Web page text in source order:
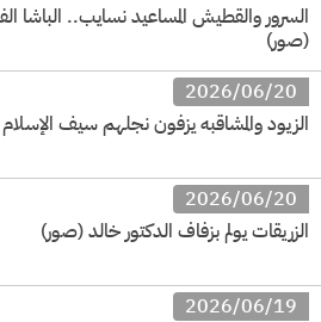
السرور والقطيش المساعيد نسايب.. الباشا
(صور)
2026/06/20
الزيود والمشاقبه يزفون نجلهم سيف
2026/06/20
الزريقات يولم بزفاف الدكتور خالد (صور)
2026/06/19